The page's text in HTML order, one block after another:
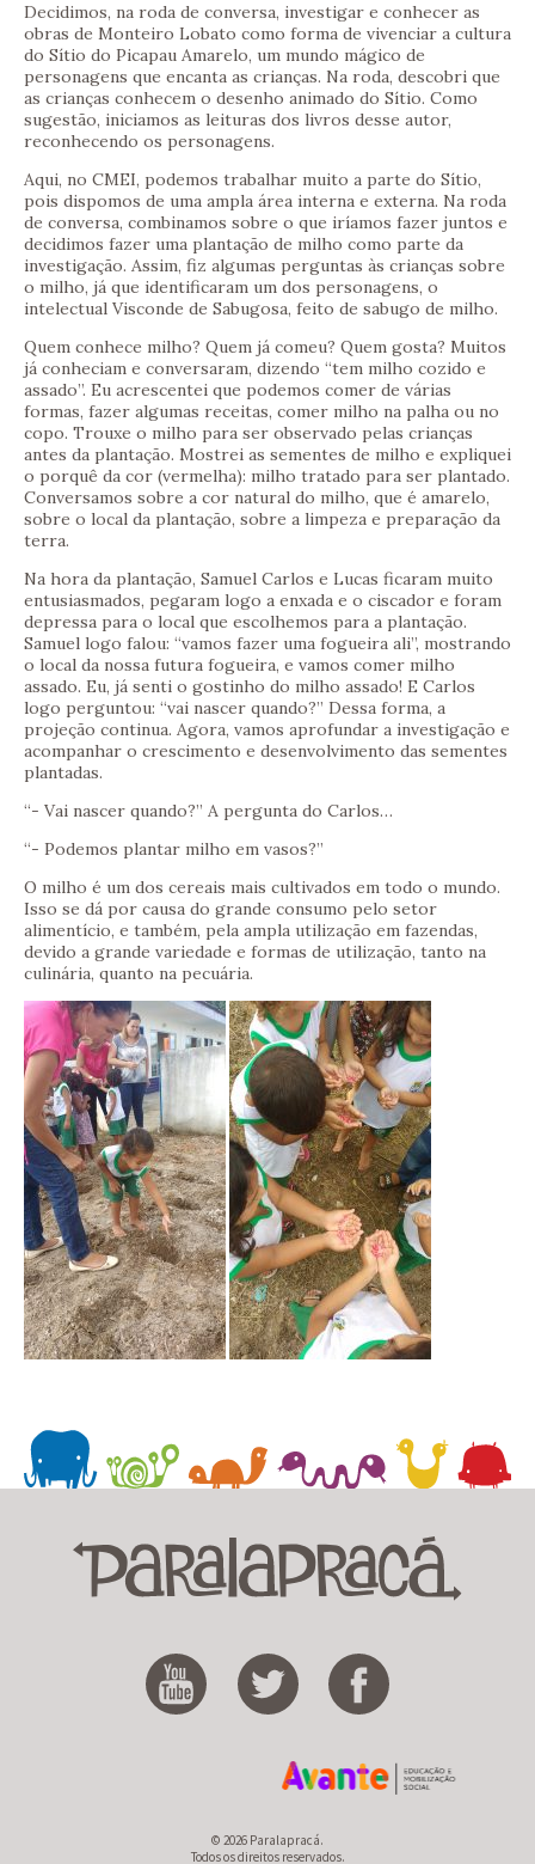
Decidimos, na roda de conversa, investigar e conhecer as
obras de Monteiro Lobato como forma de vivenciar a cultura
do Sítio do Picapau Amarelo, um mundo mágico de
personagens que encanta as crianças. Na roda, descobri que
as crianças conhecem o desenho animado do Sítio. Como
sugestão, iniciamos as leituras dos livros desse autor,
reconhecendo os personagens.
Aqui, no CMEI, podemos trabalhar muito a parte do Sítio,
pois dispomos de uma ampla área interna e externa. Na roda
de conversa, combinamos sobre o que iríamos fazer juntos e
decidimos fazer uma plantação de milho como parte da
investigação. Assim, fiz algumas perguntas às crianças sobre
o milho, já que identificaram um dos personagens, o
intelectual Visconde de Sabugosa, feito de sabugo de milho.
Quem conhece milho? Quem já comeu? Quem gosta? Muitos
já conheciam e conversaram, dizendo “tem milho cozido e
assado”. Eu acrescentei que podemos comer de várias
formas, fazer algumas receitas, comer milho na palha ou no
copo. Trouxe o milho para ser observado pelas crianças
antes da plantação. Mostrei as sementes de milho e expliquei
o porquê da cor (vermelha): milho tratado para ser plantado.
Conversamos sobre a cor natural do milho, que é amarelo,
sobre o local da plantação, sobre a limpeza e preparação da
terra.
Na hora da plantação, Samuel Carlos e Lucas ficaram muito
entusiasmados, pegaram logo a enxada e o ciscador e foram
depressa para o local que escolhemos para a plantação.
Samuel logo falou: “vamos fazer uma fogueira ali”, mostrando
o local da nossa futura fogueira, e vamos comer milho
assado. Eu, já senti o gostinho do milho assado! E Carlos
logo perguntou: “vai nascer quando?” Dessa forma, a
projeção continua. Agora, vamos aprofundar a investigação e
acompanhar o crescimento e desenvolvimento das sementes
plantadas.
“- Vai nascer quando?” A pergunta do Carlos…
“- Podemos plantar milho em vasos?”
O milho é um dos cereais mais cultivados em todo o mundo.
Isso se dá por causa do grande consumo pelo setor
alimentício, e também, pela ampla utilização em fazendas,
devido a grande variedade e formas de utilização, tanto na
culinária, quanto na pecuária.
© 2026 Paralapracá.
Todos os direitos reservados.